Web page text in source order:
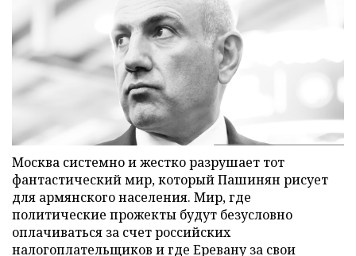
Москва системно и жестко разрушает тот
фантастический мир, который Пашинян рисует
для армянского населения. Мир, где
политические прожекты будут безусловно
оплачиваться за счет российских
налогоплательщиков и где Еревану за свои